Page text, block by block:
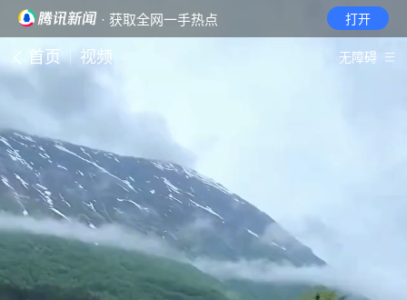
· 获取全网一手热点 打开
首页 视频 无障碍